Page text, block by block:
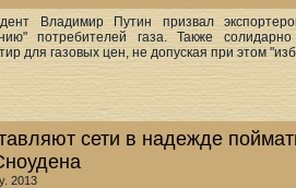
Владимир Путин призвал
потребителей газа. Также
для газовых цен, не допуская при этом
сети в надежде
2013